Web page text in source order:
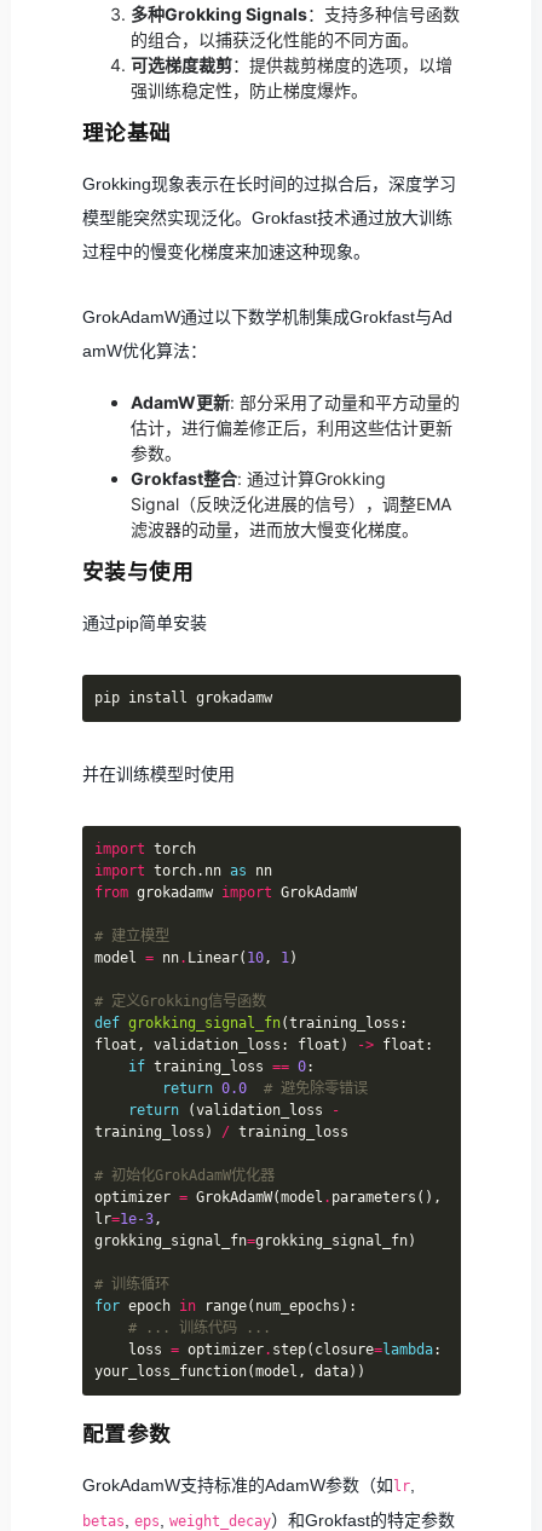
多种Grokking Signals：支持多种信号函数
的组合，以捕获泛化性能的不同方面。
可选梯度裁剪：提供裁剪梯度的选项，以增
强训练稳定性，防止梯度爆炸。
理论基础
Grokking现象表示在长时间的过拟合后，深度学习
模型能突然实现泛化。Grokfast技术通过放大训练
过程中的慢变化梯度来加速这种现象。
GrokAdamW通过以下数学机制集成Grokfast与Ad
amW优化算法：
AdamW更新: 部分采用了动量和平方动量的
估计，进行偏差修正后，利用这些估计更新
参数。
Grokfast整合: 通过计算Grokking
Signal（反映泛化进展的信号），调整EMA
滤波器的动量，进而放大慢变化梯度。
安装与使用
通过pip简单安装
并在训练模型时使用
import
import torch.nn as
from grokadamw import
# 建立模型
model = nn. Linear( 10, 1
# 定义Grokking信号函数
def grokking_signal_fn(training_loss:
float, validation_loss: float)
->
if training_loss == 0
return 0.0
# 避免除零错误
return (validation_loss
-
training_loss) /
# 初始化GrokAdamW优化器
optimizer = GrokAdamW(model . parameters(),
lr=1e-3,
grokking_signal_fn=
# 训练循环
for epoch in
# ... 训练代码 ...
    loss
= optimizer. step(closure=lambda:
配置参数
GrokAdamW支持标准的AdamW参数（如lr,
betas eps weight_decay）和Grokfast的特定参数